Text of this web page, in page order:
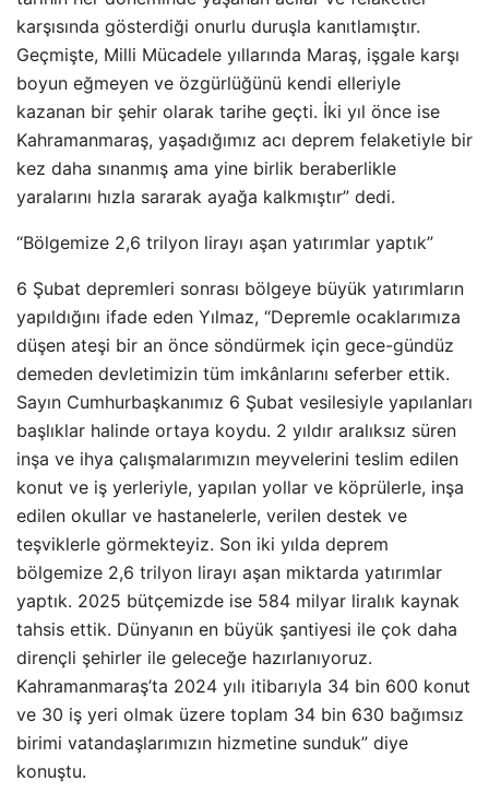
karşısında gösterdiği onurlu duruşla kanıtlamıştır.
Geçmişte, Milli Mücadele yıllarında Maraş, işgale karşı
boyun eğmeyen ve özgürlüğünü kendi elleriyle
kazanan bir şehir olarak tarihe geçti. İki yıl önce ise
Kahramanmaraş, yaşadığımız acı deprem felaketiyle bir
kez daha sınanmış ama yine birlik beraberlikle
yaralarını hızla sararak ayağa kalkmıştır” dedi.
“Bölgemize 2,6 trilyon lirayı aşan yatırımlar yaptık”
6 Şubat depremleri sonrası bölgeye büyük yatırımların
yapıldığını ifade eden Yılmaz, “Depremle ocaklarımıza
düşen ateşi bir an önce söndürmek için gece-gündüz
demeden devletimizin tüm imkânlarını seferber ettik.
Sayın Cumhurbaşkanımız 6 Şubat vesilesiyle yapılanları
başlıklar halinde ortaya koydu. 2 yıldır aralıksız süren
inşa ve ihya çalışmalarımızın meyvelerini teslim edilen
konut ve iş yerleriyle, yapılan yollar ve köprülerle, inşa
edilen okullar ve hastanelerle, verilen destek ve
teşviklerle görmekteyiz. Son iki yılda deprem
bölgemize 2,6 trilyon lirayı aşan miktarda yatırımlar
yaptık. 2025 bütçemizde ise 584 milyar liralık kaynak
tahsis ettik. Dünyanın en büyük şantiyesi ile çok daha
dirençli şehirler ile geleceğe hazırlanıyoruz.
Kahramanmaraş’ta 2024 yılı itibarıyla 34 bin 600 konut
ve 30 iş yeri olmak üzere toplam 34 bin 630 bağımsız
birimi vatandaşlarımızın hizmetine sunduk” diye
konuştu.